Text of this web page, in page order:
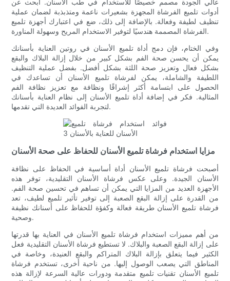
عالي الجودة مصمم خصيصًا للاستخدام في طب الأسنان. ابحث عن
أدوات تلميع الفرشاة المجهزة بشعيرات ناعمة ومتذبذبة لضمان عملية
تنظيف لطيفة وفعالة. بالإضافة إلى ذلك، ضع في اعتبارك أجهزة تلميع
الفرشاة المصممة هندسيًا لتوفير الاستخدام المريح وسهولة المناورة.
وفي الختام، فإن دمج أداة تلميع الأسنان في روتين العناية بأسنانك
يمكن أن يحسن صحة الفم بشكل كبير من خلال إزالة البلاك والبقع
بشكل فعال وتعزيز صحة اللثة بشكل أفضل. بفضل عملية التنظيف
اللطيفة والشاملة، يمكن لفرشاة تلميع الأسنان أن تساعدك في
الحصول على ابتسامة أكثر إشراقًا ونظافة مع تعزيز نظافة الفم
المثالية. فكر في إضافة أداة تلميع الأسنان إلى نظام العناية بأسنانك
لتجربة الفوائد العديدة التي تقدمها.
مزايا استخدام فرشاة تلميع الأسنان للحفاظ على صحة الأسنان
أصبحت فرشاة تلميع الأسنان أداة أساسية في الحفاظ على نظافة
الأسنان الجيدة. وعلى عكس فرشاة الأسنان التقليدية، توفر هذه
الأجهزة العديد من المزايا التي يمكن أن تساهم في تحسين صحة الفم.
من القدرة على إزالة البقع الصعبة إلى توفير تأثير تلميع لطيف، تعد
فرشاة تلميع الأسنان طريقة فعالة وكفؤة للحفاظ على أسنانك نظيفة
وصحية.
من أهم مميزات استخدام فرشاة تلميع الأسنان في العناية بها قدرتها
على إزالة البقع الصعبة والبلاك. لا تستطيع فرشاة الأسنان التقليدية فعل
الكثير فيما يتعلق بإزالة البلاك المتراكم والبقع العنيدة، وخاصة في
المناطق التي يصعب الوصول إليها. من ناحية أخرى، تستخدم فرشاة
تلميع الأسنان تقنيات تلميع متقدمة ودورات عالية السرعة لإزالة هذه